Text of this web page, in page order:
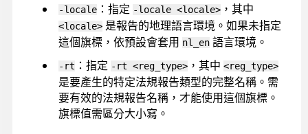
-locale ：指定 -locale <locale> ，其中
<locale> 是報告的地理語言環境。如果未指定
這個旗標，依預設會套用 nl_en 語言環境。
-rt ：指定 -rt <reg_type> ，其中 <reg_type>
是要產生的特定法規報告類型的完整名稱。需
要有效的法規報告名稱，才能使用這個旗標。
旗標值需區分大小寫。